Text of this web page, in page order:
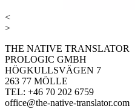
<
>
THE NATIVE TRANSLATOR
PROLOGIC GMBH
HÖGKULLSVÄGEN 7
263 77 MÖLLE
TEL: +46 70 202 6759
office@the-native-translator.com